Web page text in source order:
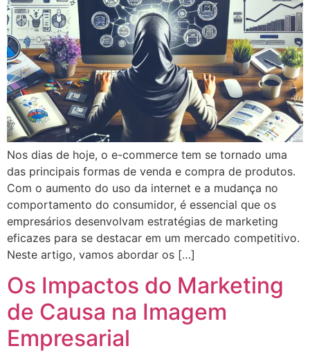
Nos dias de hoje, o e-commerce tem se tornado uma
das principais formas de venda e compra de produtos.
Com o aumento do uso da internet e a mudança no
comportamento do consumidor, é essencial que os
empresários desenvolvam estratégias de marketing
eficazes para se destacar em um mercado competitivo.
Neste artigo, vamos abordar os […]
Os Impactos do Marketing
de Causa na Imagem
Empresarial